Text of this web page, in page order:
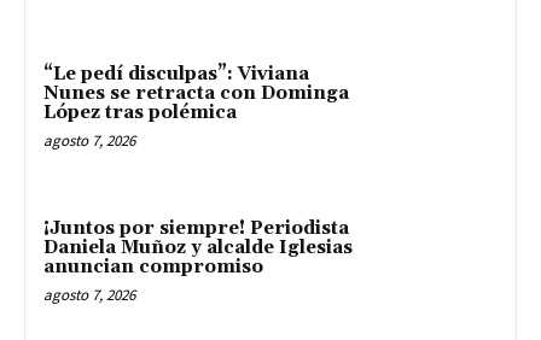
“Le pedí disculpas”: Viviana
Nunes se retracta con Dominga
López tras polémica
agosto 7, 2026
¡Juntos por siempre! Periodista
Daniela Muñoz y alcalde Iglesias
anuncian compromiso
agosto 7, 2026